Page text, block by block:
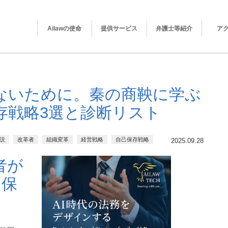
Ailawの使命 提供サービス 弁護士等紹介 ア
いために。秦の商鞅に学ぶ
略3選と診断リスト
2025.09.28
改革者 組織変革 経営戦略 自己保存戦略
が